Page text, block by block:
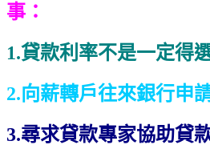
事：
1.貸款利率不是一定得
2.向薪轉戶往來銀行申
3.尋求貸款專家協助貸